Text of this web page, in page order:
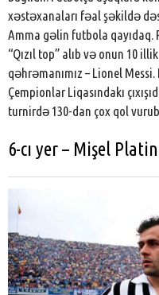
xəstəxanaları fəal şəkildə
Amma gəlin futbola qayıdaq.
“Qızıl top” alıb və onun 10
qəhrəmanımız – Lionel
Çempionlar Liqasındakı
turnirdə 130-dan çox qol vurub.
6-cı yer – Mişel